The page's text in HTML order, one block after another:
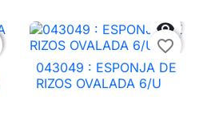

favorite_border
043049 : ESPONJA DE
RIZOS OVALADA 6/U